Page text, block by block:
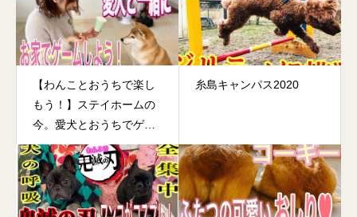
【わんことおうちで楽し
もう！】ステイホームの
今。愛犬とおうちでゲー
ムして楽しましょう！信
頼関係も深まっていいこ
とづくめ♡ですよ！
糸島キャンパス2020